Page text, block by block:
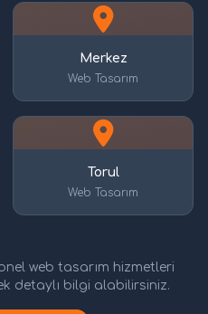
Merkez
Web Tasarım
Torul
Web Tasarım
web tasarım hizmetleri
detaylı bilgi alabilirsiniz.